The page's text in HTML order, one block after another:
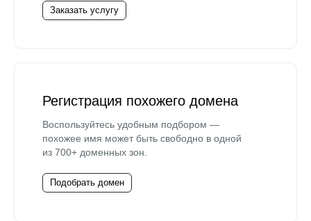
Заказать услугу
Регистрация похожего домена
Воспользуйтесь удобным подбором —
похожее имя может быть свободно в одной
из 700+ доменных зон.
Подобрать домен